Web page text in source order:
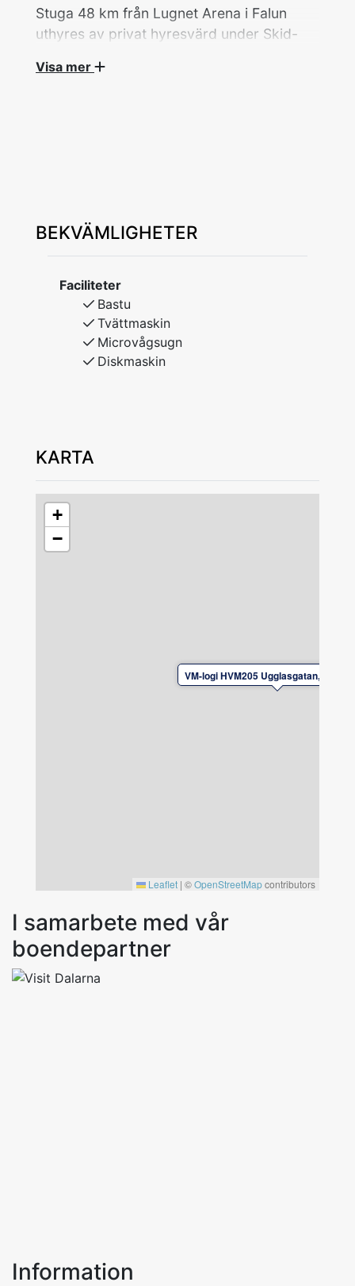
Stuga 48 km från Lugnet Arena i Falun
uthyres av privat hyresvärd under Skid-
Parkering möjlig för 2 bilar på gården.
Ej rökning. Ej husdjur.
Sänglinne och handdukar kan hyras av
hyresvärden. Boka sänglinne och handdukar
Av säkerhetsskäl är det ej tillåtet att ladda
el/laddhybrid-bilar vid boendet.
Visa mer
BEKVÄMLIGHETER
Faciliteter
Bastu
Tvättmaskin
Microvågsugn
Diskmaskin
KARTA
VM-logi HVM205 Ugglasgatan,
+
−
Leaflet | ©OpenStreetMapcontributors
I samarbete med vår
boendepartner
Information